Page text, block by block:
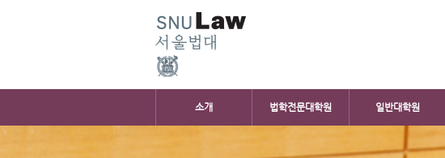
소개 법학전문대학원 일반대학원